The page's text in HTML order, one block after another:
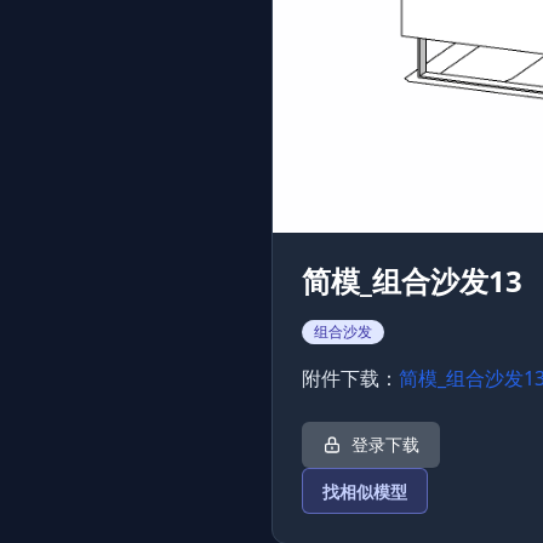
简模_组合沙发13
组合沙发
附件下载： 简模_组合沙发
登录下载
找相似模型